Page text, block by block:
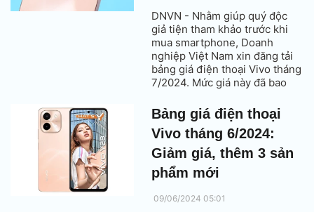
DNVN - Nhằm giúp quý độc
giả tiện tham khảo trước khi
mua smartphone, Doanh
nghiệp Việt Nam xin đăng tải
bảng giá điện thoại Vivo tháng
7/2024. Mức giá này đã bao
Bảng giá điện thoại
Vivo tháng 6/2024:
Giảm giá, thêm 3 sản
phẩm mới
09/06/2024 05:01